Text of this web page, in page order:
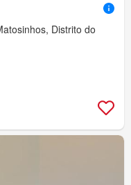
Distrito do